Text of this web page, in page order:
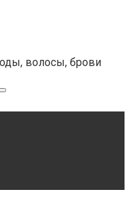
волосы, брови